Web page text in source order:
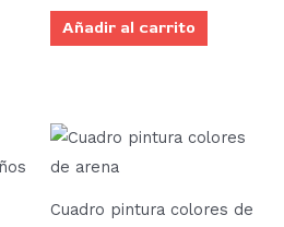
Añadir al carrito
Cuadro pintura colores de